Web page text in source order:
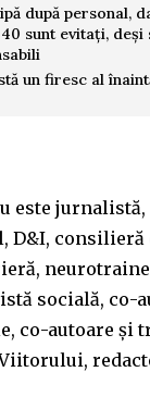
după personal,
sunt evitați, deși
un firesc al
este
D&I, consilieră
socială, co-
co-autoare și